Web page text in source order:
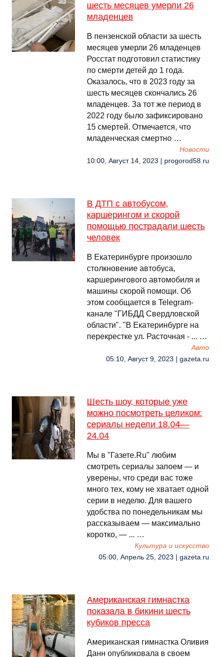
шесть месяцев умерли 26
младенцев
В пензенской области за шесть
месяцев умерли 26 младенцев
Росстат подготовил статистику
по смерти детей до 1 года.
Оказалось, что в 2023 году за
шесть месяцев скончались 26
младенцев. За тот же период в
2022 году было зафиксировано
15 смертей. Отмечается, что
младенческая смертно …
Новости
10:00, Август 14, 2023 | progorod58.ru
В ДТП с автобусом,
каршерингом и скорой
помощью пострадали шесть
человек
В Екатеринбурге произошло
столкновение автобуса,
каршерингового автомобиля и
машины скорой помощи. Об
этом сообщается в Telegram-
канале "ГИБДД Свердловской
области". "В Екатеринбурге на
перекрестке ул. Расточная - ... …
Авто
05:10, Август 9, 2023 | gazeta.ru
Шесть шоу, которые уже
можно посмотреть целиком:
сериалы недели 18.04—
24.04
Мы в "Газете.Ru" любим
смотреть сериалы запоем — и
уверены, что среди вас тоже
много тех, кому не хватает одной
серии в неделю. Для вашего
удобства по понедельникам мы
рассказываем — максимально
коротко, — ... …
Культура и искусство
05:00, Апрель 25, 2023 | gazeta.ru
Американская гимнастка
показала в бикини шесть
кубиков пресса
Американская гимнастка Оливия
Данн опубликовала в своем